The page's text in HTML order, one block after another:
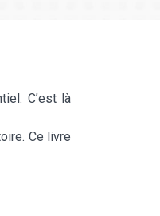
C’est là
Ce livre